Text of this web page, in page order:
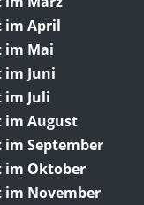
im April
im Mai
Juni
im Juli
im August
September
im Oktober
November